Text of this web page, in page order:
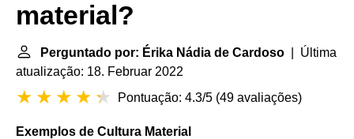
material?
Perguntado por: Érika Nádia de Cardoso | Última
atualização: 18. Februar 2022
Pontuação: 4.3/5 (49 avaliações)
Exemplos de Cultura Material